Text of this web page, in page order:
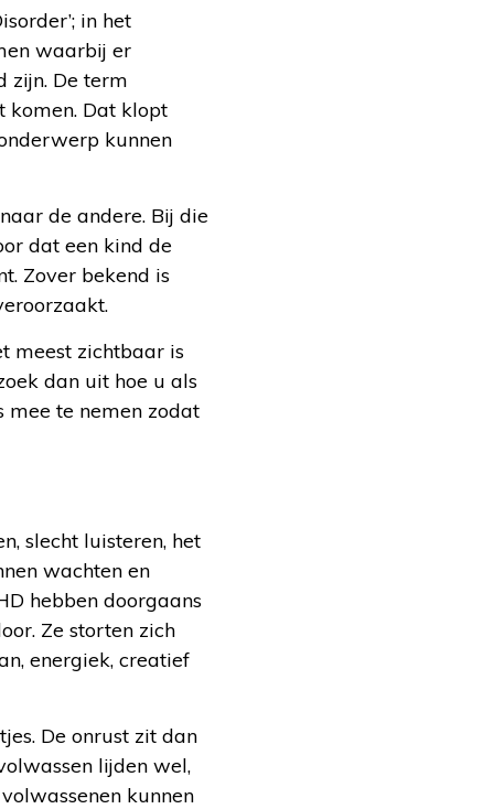
in het
waarbij er
zijn. De term
komen. Dat klopt
kunnen
de andere. Bij die
dat een kind de
Zover bekend is
meest zichtbaar is
dan uit hoe u als
mee te nemen zodat
slecht luisteren, het
wachten en
hebben doorgaans
Ze storten zich
energiek, creatief
De onrust zit dan
lijden wel,
kunnen